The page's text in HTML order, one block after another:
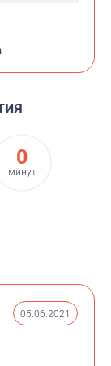
0
минут
05.06.2021